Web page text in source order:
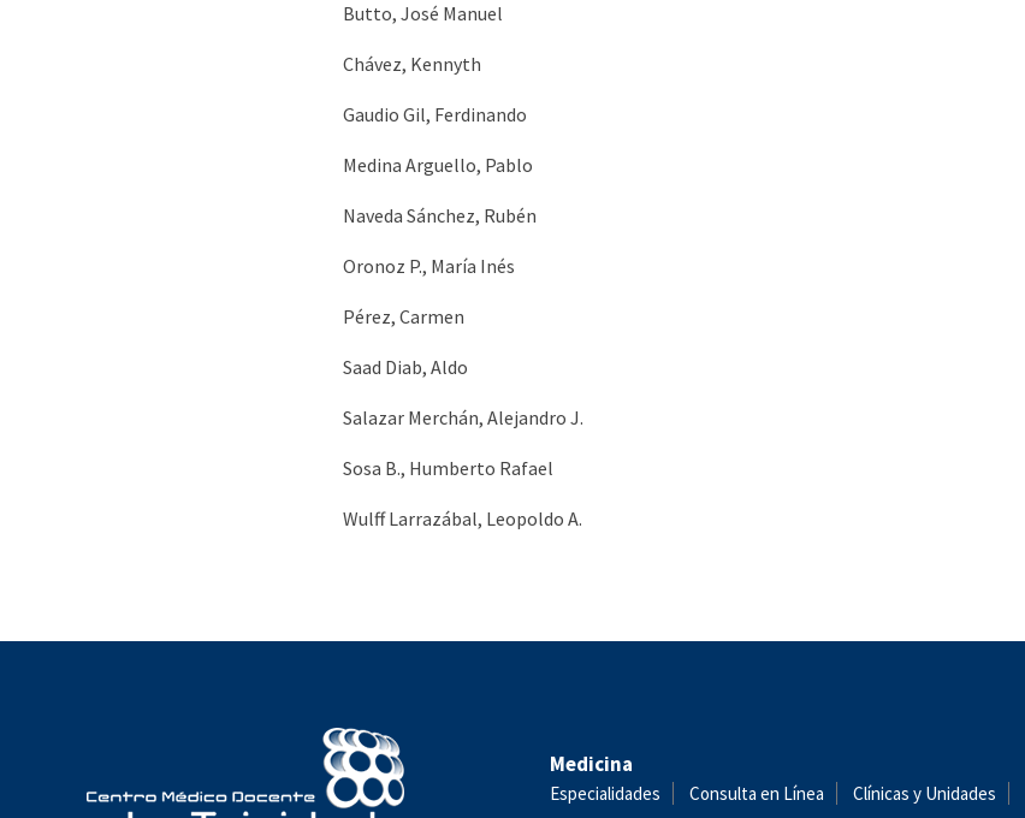
Butto, José Manuel
Chávez, Kennyth
Gaudio Gil, Ferdinando
Medina Arguello, Pablo
Naveda Sánchez, Rubén
Oronoz P., María Inés
Pérez, Carmen
Saad Diab, Aldo
Salazar Merchán, Alejandro J.
Sosa B., Humberto Rafael
Wulff Larrazábal, Leopoldo A.
Medicina
Especialidades Consulta en Línea Clínicas y Unidades